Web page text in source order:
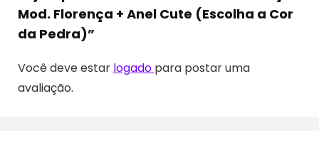
Mod. Florença + Anel Cute (Escolha a Cor
da Pedra)”
Você deve estar logado para postar uma
avaliação.